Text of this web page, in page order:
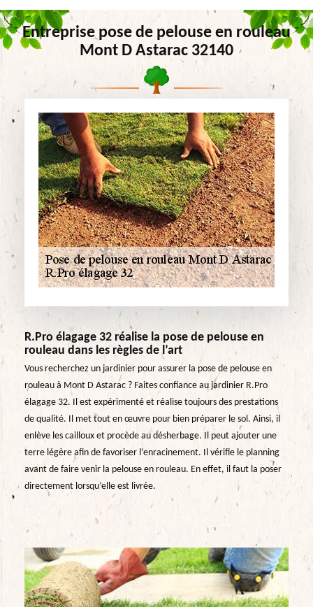
Entreprise pose de pelouse en rouleau
Mont D Astarac 32140
R.Pro élagage 32 réalise la pose de pelouse en
rouleau dans les règles de l’art
Vous recherchez un jardinier pour assurer la pose de pelouse en
rouleau à Mont D Astarac ? Faites confiance au jardinier R.Pro
élagage 32. Il est expérimenté et réalise toujours des prestations
de qualité. Il met tout en œuvre pour bien préparer le sol. Ainsi, il
enlève les cailloux et procède au désherbage. Il peut ajouter une
terre légère afin de favoriser l’enracinement. Il vérifie le planning
avant de faire venir la pelouse en rouleau. En effet, il faut la poser
directement lorsqu’elle est livrée.